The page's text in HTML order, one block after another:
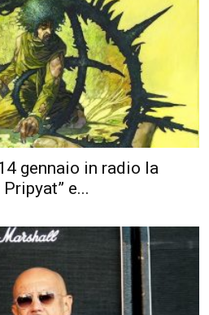
gennaio in radio la
e...